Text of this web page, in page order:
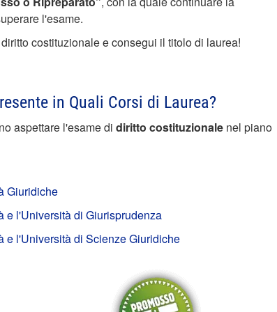
l'esame.
costituzionale e consegui il titolo di laurea!
in Quali Corsi di Laurea?
aspettare l'esame di diritto costituzionale nel piano
Giuridiche
e l'Università di Giurisprudenza
e l'Università di Scienze Giuridiche